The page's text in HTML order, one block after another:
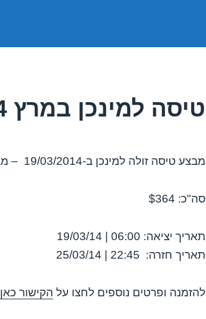
טיסה למינכן במרץ 19/03/2014
מבצע טיסה זולה למינכן ב-19/03/2014 – מבצע לחודש מרץ!
סה"כ: $364
תאריך יציאה: 06:00 | 19/03/14
תאריך חזרה: 22:45 | 25/03/14
להזמנה ופרטים נוספים לחצו על הקישור כאן